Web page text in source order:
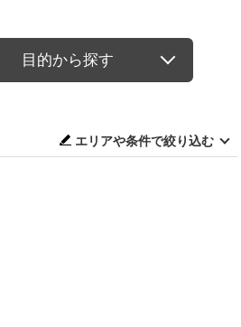
目的から探す
エリアや条件で絞り込む